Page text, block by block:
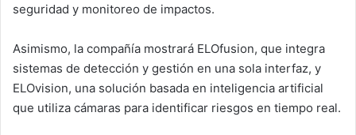
seguridad y monitoreo de impactos.
Asimismo, la compañía mostrará ELOfusion, que integra
sistemas de detección y gestión en una sola interfaz, y
ELOvision, una solución basada en inteligencia artificial
que utiliza cámaras para identificar riesgos en tiempo real.